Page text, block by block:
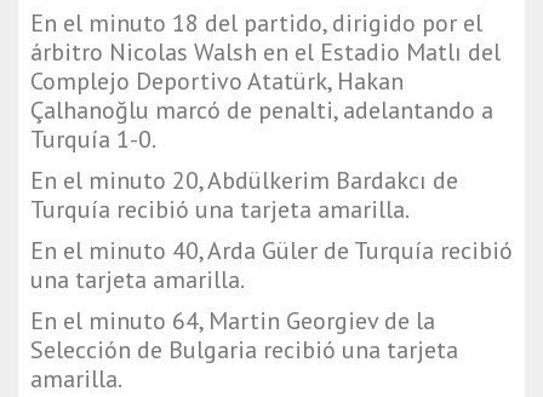
En el minuto 18 del partido, dirigido por el
árbitro Nicolas Walsh en el Estadio Matlı del
Complejo Deportivo Atatürk, Hakan
Çalhanoğlu marcó de penalti, adelantando a
Turquía 1-0.
En el minuto 20, Abdülkerim Bardakcı de
Turquía recibió una tarjeta amarilla.
En el minuto 40, Arda Güler de Turquía recibió
una tarjeta amarilla.
En el minuto 64, Martin Georgiev de la
Selección de Bulgaria recibió una tarjeta
amarilla.